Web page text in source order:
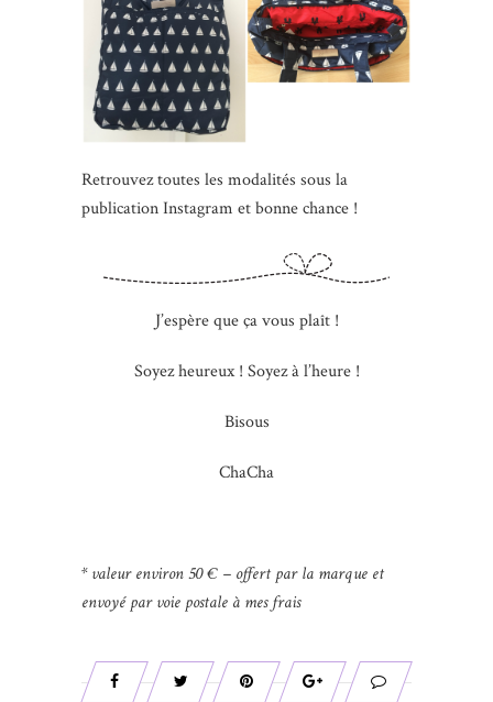
Retrouvez toutes les modalités sous la
publication Instagram et bonne chance !
J’espère que ça vous plaît !
Soyez heureux ! Soyez à l’heure !
Bisous
ChaCha
* valeur environ 50 € – offert par la marque et
envoyé par voie postale à mes frais